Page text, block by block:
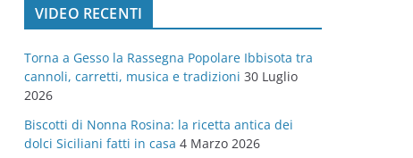
o
r
e
VIDEO RECENTI
Torna a Gesso la Rassegna Popolare Ibbisota tra
cannoli, carretti, musica e tradizioni 30 Luglio
2026
Biscotti di Nonna Rosina: la ricetta antica dei
dolci Siciliani fatti in casa 4 Marzo 2026